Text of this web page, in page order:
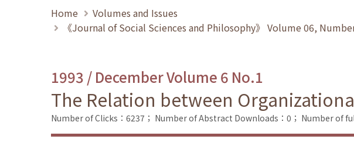
Home
Volumes and Issues
《Journal of Social Sciences and Philosophy》 Volume 06,
1993 / December Volume 6 No.1
The Relation between
Number of Clicks：6237； Number of Abstract Downloads：0； Number of